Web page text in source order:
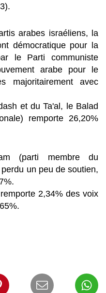
arabes israéliens, la
démocratique pour la
le Parti communiste
arabe pour le
majoritairement avec
et du Ta'al, le Balad
remporte 26,20%
(parti membre du
un peu de soutien,
2,34% des voix